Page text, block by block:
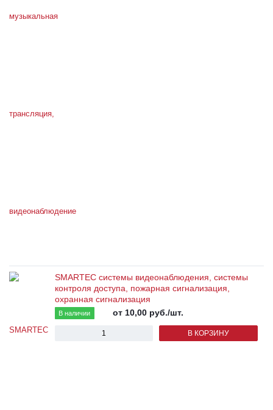
SMARTEC системы видеонаблюдения, системы
контроля доступа, пожарная сигнализация,
охранная сигнализация
В наличии от 10,00 руб./шт.
В КОРЗИНУ